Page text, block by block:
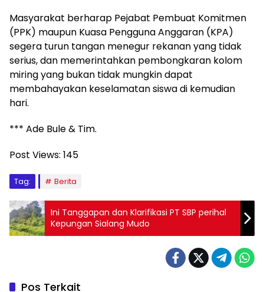
Masyarakat berharap Pejabat Pembuat Komitmen
(PPK) maupun Kuasa Pengguna Anggaran (KPA)
segera turun tangan menegur rekanan yang tidak
serius, dan memerintahkan pembongkaran kolom
miring yang bukan tidak mungkin dapat
membahayakan keselamatan siswa di kemudian
hari.
*** Ade Bule & Tim.
Post Views: 145
Tag: Berita
Ini Tanggapan dan Klarifikasi PT SBP perihal
Kepungan Sialang Mudo
Pos Terkait